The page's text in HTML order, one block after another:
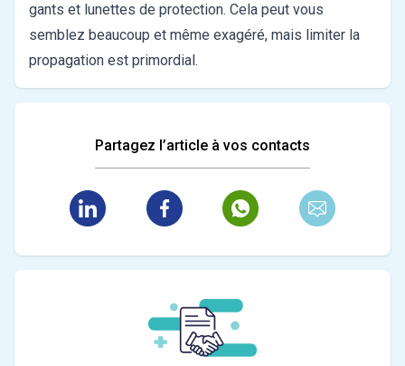
gants et lunettes de protection. Cela peut vous
semblez beaucoup et même exagéré, mais limiter la
propagation est primordial.
Partagez l’article à vos contacts